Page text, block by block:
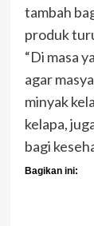
tambah
produk
“Di masa
agar
minyak
kelapa,
bagi
Bagikan ini: